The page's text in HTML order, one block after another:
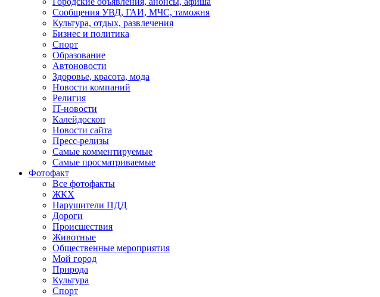
Сообщения УВД, ГАИ, МЧС, таможня
Культура, отдых, развлечения
Бизнес и политика
Спорт
Образование
Автоновости
Здоровье, красота, мода
Новости компаний
Религия
IT-новости
Калейдоскоп
Новости сайта
Пресс-релизы
Самые комментируемые
Самые просматриваемые
Фотофакт
Все фотофакты
ЖКХ
Нарушители ПДД
Дороги
Происшествия
Животные
Общественные мероприятия
Мой город
Природа
Культура
Спорт